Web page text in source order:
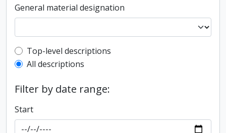
General material designation
Top-level description filter
Top-level descriptions
All descriptions
Filter by date range:
Start